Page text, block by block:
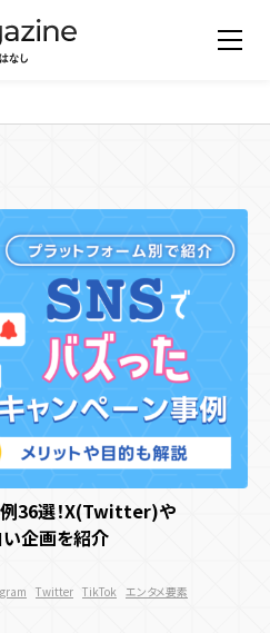
CRM機能 AI機能
36選！X(Twitter)や
企画を紹介
Twitter TikTok エンタメ要素